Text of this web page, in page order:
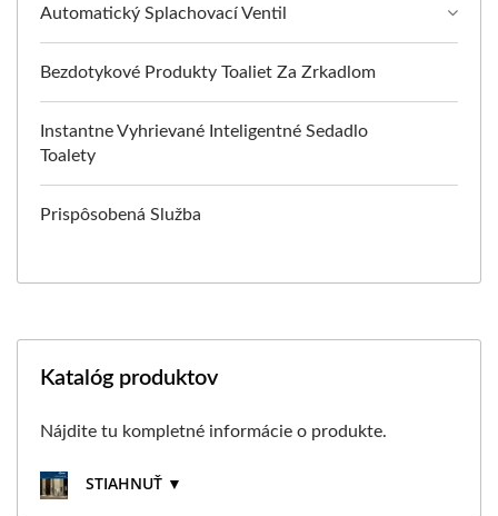
Automatický Splachovací Ventil
Bezdotykové Produkty Toaliet Za Zrkadlom
Instantne Vyhrievané Inteligentné Sedadlo
Toalety
Prispôsobená Služba
Katalóg produktov
Nájdite tu kompletné informácie o produkte.
STIAHNUŤ ▼